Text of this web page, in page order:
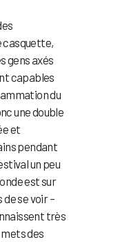
casquette,
gens axés
capables
du
une double
et
pendant
un peu
est sur
se voir –
très
des